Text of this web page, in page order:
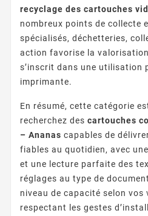
recyclage des cartouches
nombreux points de collecte
spécialisés, déchetteries,
action favorise la
s’inscrit dans une utilisation
imprimante.
En résumé, cette catégorie
recherchez des cartouches
– Ananas capables de
fiables au quotidien, avec
et une lecture parfaite des
réglages au type de
niveau de capacité selon vos
respectant les gestes